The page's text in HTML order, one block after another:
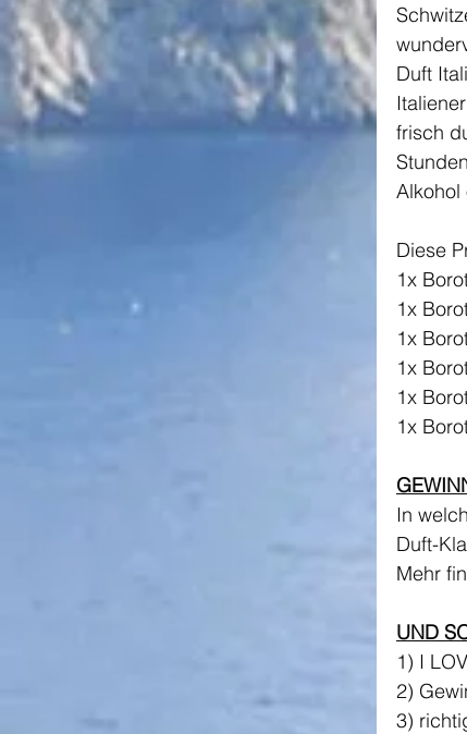
Duft
frisch
Alkohol
Diese
1x
1x
1x
1x
1x
1x
In
Duft-
Mehr
UND
1) I
2)
3)